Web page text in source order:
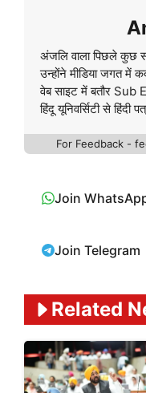
अंजलि वाला पिछले कुछ
उन्होंने मीडिया जगत
वेब साइट में बतौर Sub
हिंदू यूनिवर्सिटी से हिंदी
For Feedback -
Join
Join Telegram
Related